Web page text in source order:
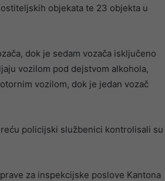
objekata te 23 objekta u
dok je sedam vozača isključeno
vozilom pod dejstvom alkohola,
vozilom, dok je jedan vozač
policijski službenici kontrolisali su
za inspekcijske poslove Kantona